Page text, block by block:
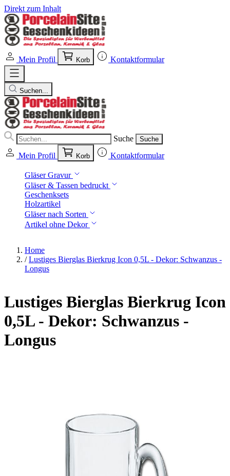
Direkt zum Inhalt
Mein Profil Korb Kontaktformular
Suchen...
Suche Suche
Mein Profil Korb Kontaktformular
Gläser Gravur
Gläser & Tassen bedruckt
Geschenksets
Holzartikel
Gläser nach Sorten
Artikel ohne Dekor
Home
/ Lustiges Bierglas Bierkrug Icon 0,5L - Dekor: Schwanzus -
Longus
Lustiges Bierglas Bierkrug Icon
0,5L - Dekor: Schwanzus -
Longus